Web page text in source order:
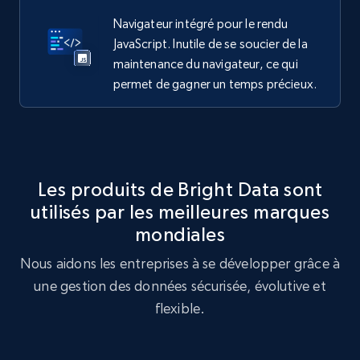
Navigateur intégré pour le rendu
JavaScript. Inutile de se soucier de la
maintenance du navigateur, ce qui
permet de gagner un temps précieux.
Les produits de Bright Data sont
utilisés par les meilleures marques
mondiales
Nous aidons les entreprises à se développer grâce à
une gestion des données sécurisée, évolutive et
flexible.